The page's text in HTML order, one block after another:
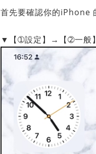
首先要確認你的iPhone
▼【➀設定】→【➁一般】